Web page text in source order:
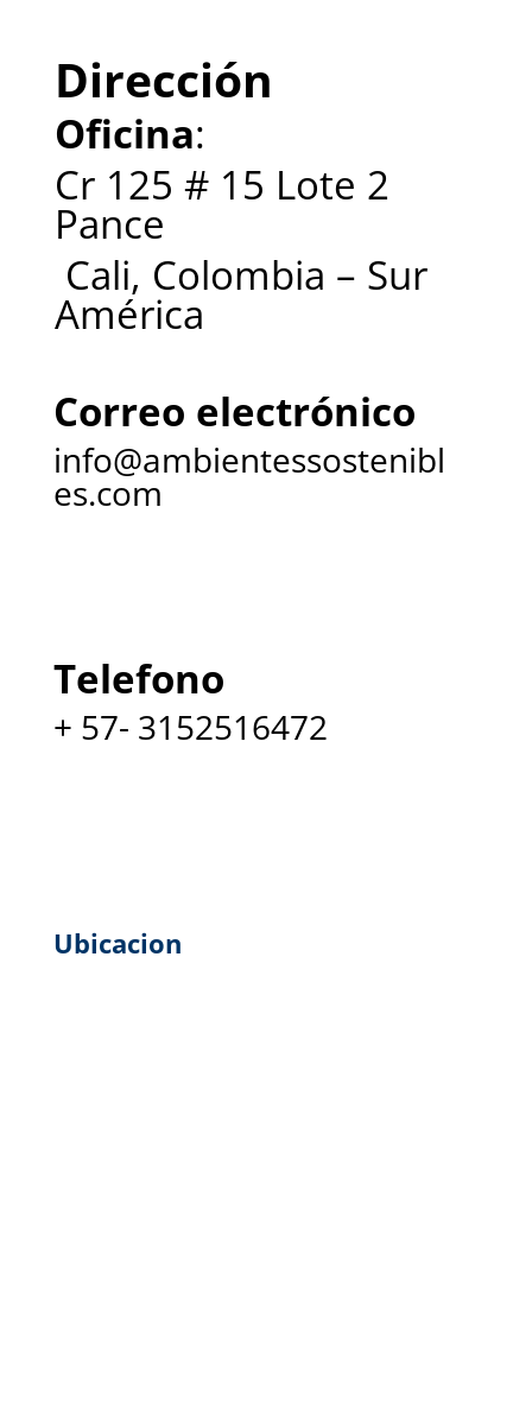
Dirección
Oficina:
Cr 125 # 15 Lote 2
Pance
Cali, Colombia – Sur
América
Correo electrónico
info@ambientessostenibl
es.com
Telefono
+ 57- 3152516472
Ubicacion